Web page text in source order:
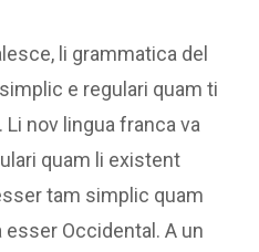
li grammatica del
e regulari quam ti
nov lingua franca va
quam li existent
tam simplic quam
Occidental. A un